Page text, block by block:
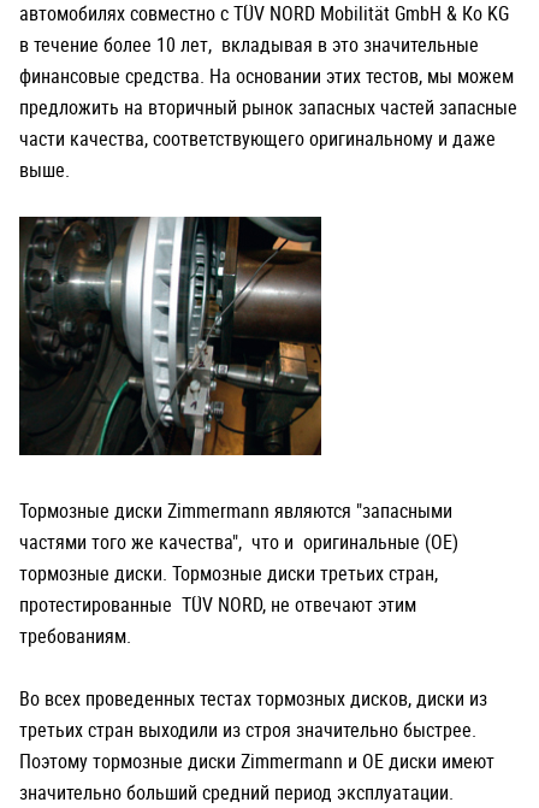
автомобилях совместно с TÜV NORD Mobilität GmbH & Ко KG
в течение более 10 лет, вкладывая в это значительные
финансовые средства. На основании этих тестов, мы можем
предложить на вторичный рынок запасных частей запасные
части качества, соответствующего оригинальному и даже
выше.
Тормозные диски Zimmermann являются "запасными
частями того же качества", что и оригинальные (OE)
тормозные диски. Тормозные диски третьих стран,
протестированные TÜV NORD, не отвечают этим
требованиям.
Во всех проведенных тестах тормозных дисков, диски из
третьих стран выходили из строя значительно быстрее.
Поэтому тормозные диски Zimmermann и OE диски имеют
значительно больший средний период эксплуатации.